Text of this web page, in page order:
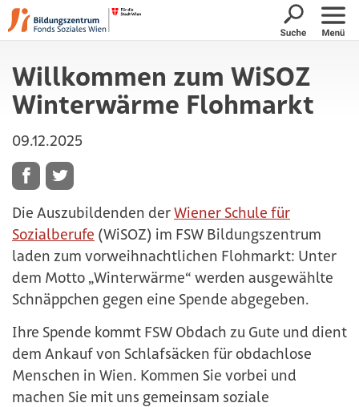
Suche
Willkommen zum WiSOZ
Winterwärme Flohmarkt
09.12.2025
Die Auszubildenden derWiener Schule für
Sozialberufe (WiSOZ) im FSW Bildungszentrum
laden zum vorweihnachtlichen Flohmarkt: Unter
dem Motto „Winterwärme“ werden ausgewählte
Schnäppchen gegen eine Spende abgegeben.
Ihre Spende kommt FSW Obdach zu Gute und dient
dem Ankauf von Schlafsäcken für obdachlose
Menschen in Wien. Kommen Sie vorbei und
machen Sie mit uns gemeinsam soziale